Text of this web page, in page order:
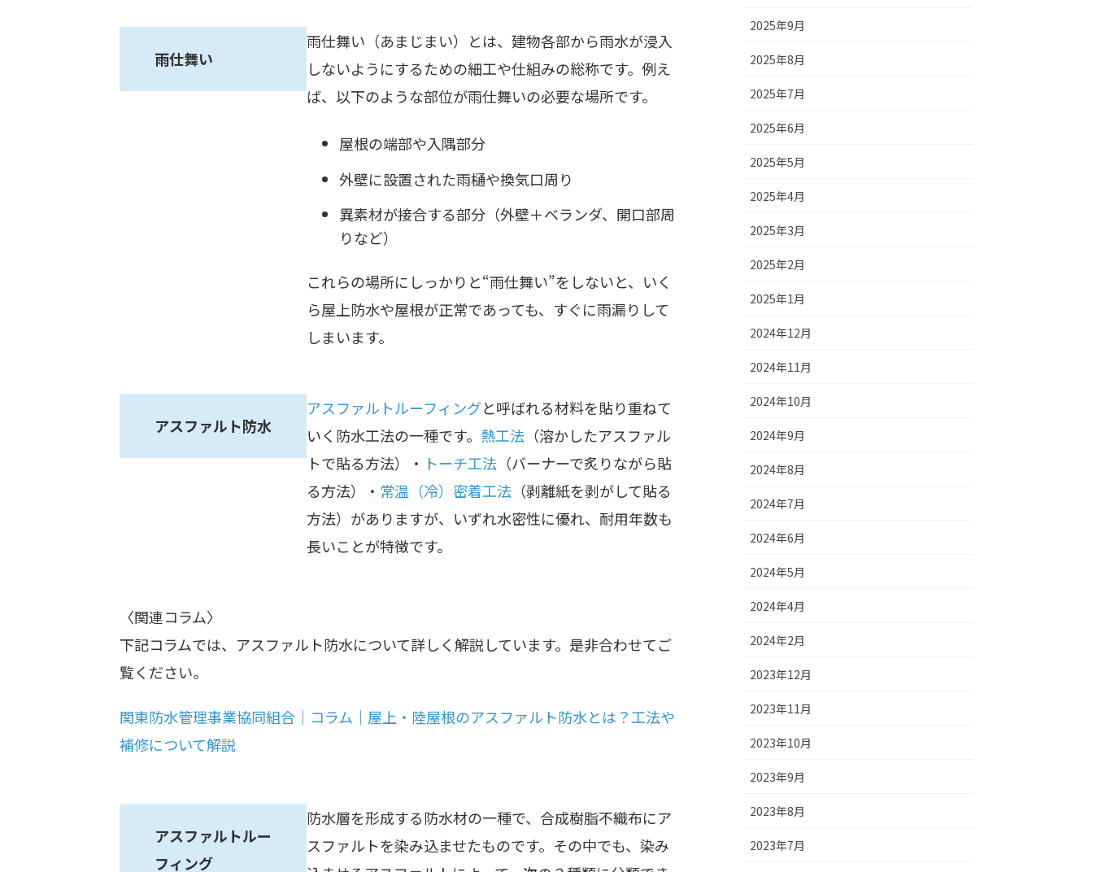
雨仕舞い
雨仕舞い（あまじまい）とは、建物各部から雨水が浸入
しないようにするための細工や仕組みの総称です。例え
ば、以下のような部位が雨仕舞いの必要な場所です。
屋根の端部や入隅部分
外壁に設置された雨樋や換気口周り
異素材が接合する部分（外壁＋ベランダ、開口部周
りなど）
これらの場所にしっかりと“雨仕舞い”をしないと、いく
ら屋上防水や屋根が正常であっても、すぐに雨漏りして
しまいます。
アスファルト防水
アスファルトルーフィングと呼ばれる材料を貼り重ねて
いく防水工法の一種です。 熱工法（溶かしたアスファル
トで貼る方法）・ トーチ工法（バーナーで炙りながら貼
る方法）・ 常温（冷）密着工法（剥離紙を剥がして貼る
方法）がありますが、いずれ水密性に優れ、耐用年数も
長いことが特徴です。
〈関連コラム〉
下記コラムでは、アスファルト防水について詳しく解説しています。是非合わせてご
覧ください。
関東防水管理事業協同組合｜コラム｜屋上・陸屋根のアスファルト防水とは？工法や
補修について解説
アスファルトルー
フィング
防水層を形成する防水材の一種で、合成樹脂不織布にア
スファルトを染み込ませたものです。その中でも、染み
2025年9月
2025年8月
2025年7月
2025年6月
2025年5月
2025年4月
2025年3月
2025年2月
2025年1月
2024年12月
2024年11月
2024年10月
2024年9月
2024年8月
2024年7月
2024年6月
2024年5月
2024年4月
2024年2月
2023年12月
2023年11月
2023年10月
2023年9月
2023年8月
2023年7月